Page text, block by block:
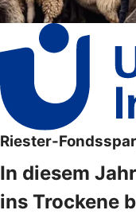
Riester-
In diesem
ins Trockene